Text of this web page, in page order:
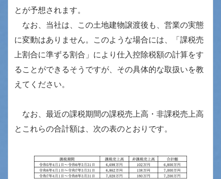
とが予想されます。
なお、当社は、この土地建物譲渡後も、営業の実態
に変動はありません。このような場合には、「課税売
上割合に準ずる割合」により仕入控除税額の計算をす
ることができるそうですが、その具体的な取扱いを教
えてください。
なお、最近の課税期間の課税売上高・非課税売上高
とこれらの合計額は、次の表のとおりです。